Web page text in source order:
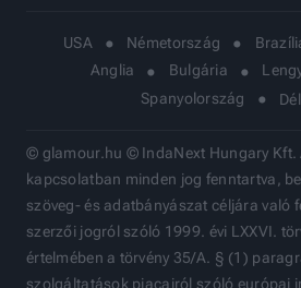
USA Németország
Anglia
Bulgária
Spanyolország
© glamour.hu © IndaNext Hungary Kft.
kapcsolatban minden jog fenntartva,
szöveg- és adatbányászat céljára való
szerzői jogról szóló 1999. évi LXXVI.
értelmében a törvény 35/A. § (1)
szolgáltatások piacairól szóló európai